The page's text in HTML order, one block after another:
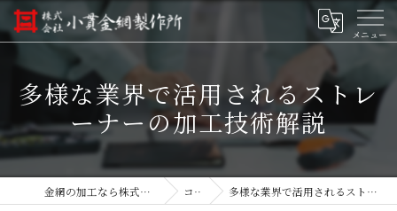
多様な業界で活用されるストレ
ーナーの加工技術解説
金網の加工なら株式会社小貫金網製作所 コラム 多様な業界で活用されるストレーナーの加工技術解説